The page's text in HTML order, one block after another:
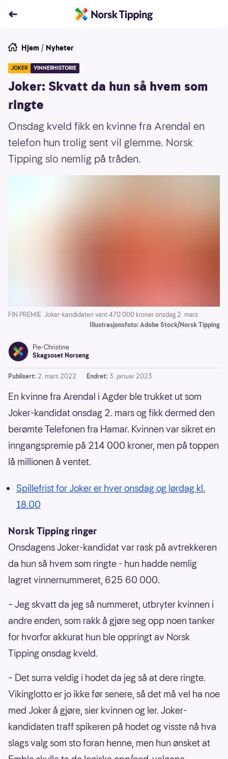
Hjem / Nyheter
JOKER VINNERHISTORIE
Joker: Skvatt da hun så hvem som
ringte
Onsdag kveld fikk en kvinne fra Arendal en
telefon hun trolig sent vil glemme. Norsk
Tipping slo nemlig på tråden.
FIN PREMIE: Joker-kandidaten vant 470 000 kroner onsdag 2. mars.
Illustrasjonsfoto: Adobe Stock/Norsk Tipping
Pie-Christine
Skagsoset Norseng
Publisert: 2. mars 2022 Endret: 3. januar 2023
En kvinne fra Arendal i Agder ble trukket ut som
Joker-kandidat onsdag 2. mars og fikk dermed den
berømte Telefonen fra Hamar. Kvinnen var sikret en
inngangspremie på 214 000 kroner, men på toppen
lå millionen å ventet.
Spillefrist for Joker er hver onsdag og lørdag kl.
18.00
Norsk Tipping ringer
Onsdagens Joker-kandidat var rask på avtrekkeren
da hun så hvem som ringte - hun hadde nemlig
lagret vinnernummeret, 625 60 000.
– Jeg skvatt da jeg så nummeret, utbryter kvinnen i
andre enden, som rakk å gjøre seg opp noen tanker
for hvorfor akkurat hun ble oppringt av Norsk
Tipping onsdag kveld.
– Det surra veldig i hodet da jeg så at dere ringte.
Vikinglotto er jo ikke før senere, så det må vel ha noe
med Joker å gjøre, sier kvinnen og ler. Joker-
kandidaten traff spikeren på hodet og visste nå hva
slags valg som sto foran henne, men hun ønsket at